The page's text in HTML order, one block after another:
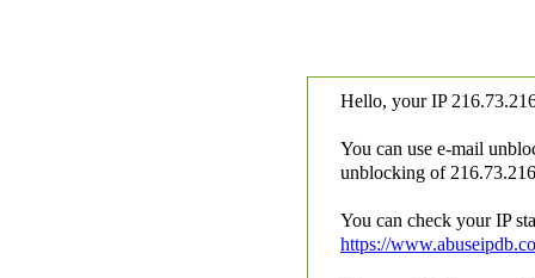
Hello, your IP
You can use e-mail
unblocking of
You can check your IP
https://